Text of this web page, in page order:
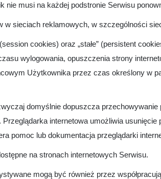
musi na każdej podstronie Serwisu
w sieciach reklamowych, w szczególności
cookies) oraz „stałe” (persistent
wylogowania, opuszczenia strony
Użytkownika przez czas określony w
domyślnie dopuszcza
internetowa umożliwia
pomoc lub dokumentacja przeglądarki
na stronach internetowych Serwisu.
mogą być również przez